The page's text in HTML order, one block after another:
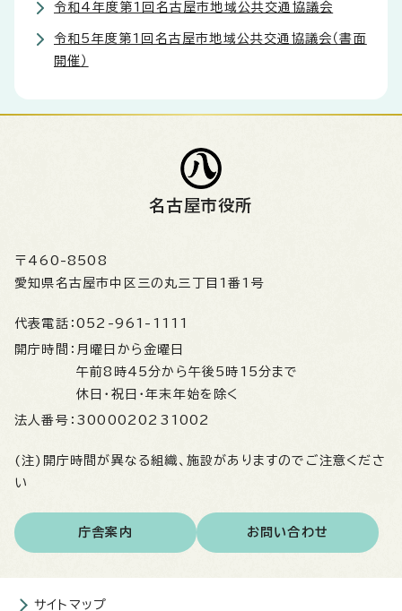
令和4年度第1回名古屋市地域公共交通協議会
令和5年度第1回名古屋市地域公共交通協議会（書面
開催）
名古屋市役所
〒460-8508
愛知県名古屋市中区三の丸三丁目1番1号
代表電話： 052-961-1111
開庁時間： 月曜日から金曜日
午前8時45分から午後5時15分まで
休日・祝日・年末年始を除く
法人番号： 3000020231002
(注)開庁時間が異なる組織、施設がありますのでご注意くださ
い
庁舎案内 お問い合わせ
サイトマップ